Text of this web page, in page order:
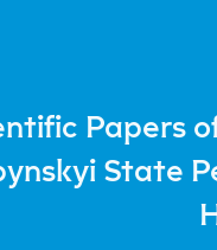
Papers
State